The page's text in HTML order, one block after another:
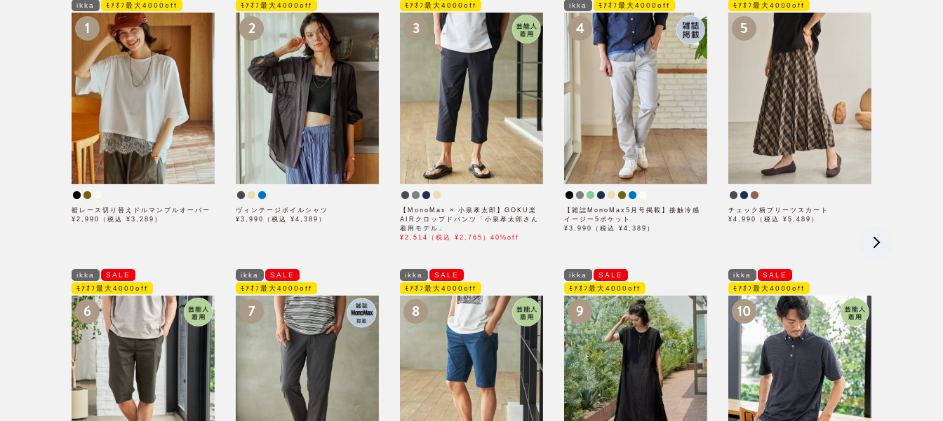
ikka ﾓｱｵﾌ最大4000off
1
裾レース切り替えドルマンプルオーバー
¥2,990（税込 ¥3,289）
ﾓｱｵﾌ最大4000off
2
ヴィンテージボイルシャツ
¥3,990（税込 ¥4,389）
ﾓｱｵﾌ最大4000off
3
【MonoMax × 小泉孝太郎】GOKU楽
AIRクロップドパンツ「小泉孝太郎さん
着用モデル」
¥2,514（税込 ¥2,765）40%off
ikka ﾓｱｵﾌ最大4000off
4
【雑誌MonoMax5月号掲載】接触冷感
イージー5ポケット
¥3,990（税込 ¥4,389）
ﾓｱｵﾌ最大4000off
5
チェック柄プリーツスカート
¥4,990（税込 ¥5,489）
ikka
SALE
ﾓｱｵﾌ最大4000off
6
ikka
SALE
ﾓｱｵﾌ最大4000off
7
ikka
SALE
ﾓｱｵﾌ最大4000off
8
ikka
SALE
ﾓｱｵﾌ最大4000off
9
ikka
SALE
ﾓｱｵﾌ最大4000off
10